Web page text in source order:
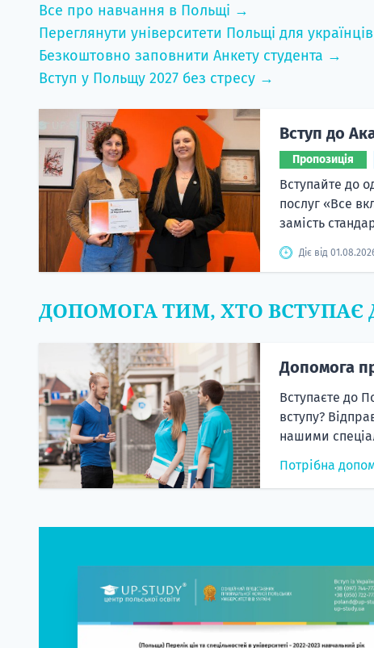
Все про навчання в Польщі →
Переглянути університети Польщі для
Безкоштовно заповнити Анкету студента →
Вступ у Польщу 2027 без стресу →
Вступ до
Пропозиція
Вступайте до
послуг «Все
замість
Діє від
ДОПОМОГА ТИМ, ХТО ВСТУПАЄ
Допомога
Вступаєте до
вступу?
нашими
Потрібна